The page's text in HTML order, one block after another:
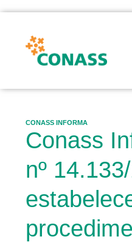
CONASS INFORMA
Conass
nº